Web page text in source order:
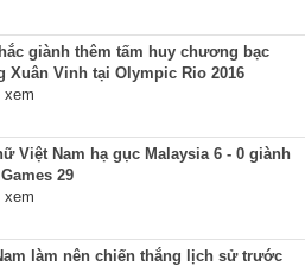
giành thêm tấm huy chương bạc
Xuân Vinh tại Olympic Rio 2016
xem
Việt Nam hạ gục Malaysia 6 - 0 giành
29
xem
làm nên chiến thắng lịch sử trước